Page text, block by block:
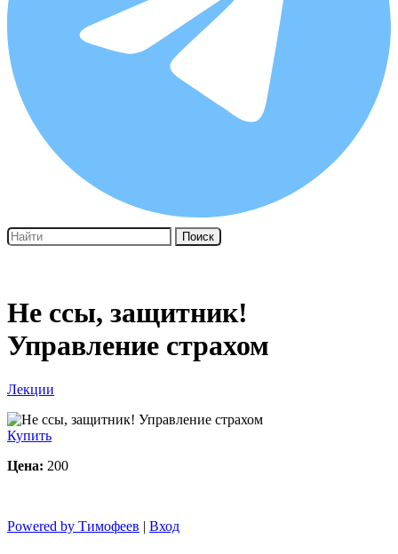
Поиск
Не ссы, защитник!
Управление страхом
Лекции
Купить
Цена: 200
Powered by Тимофеев | Вход